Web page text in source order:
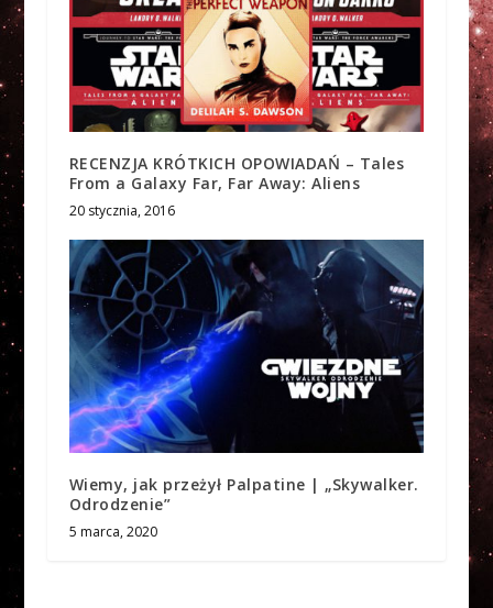
RECENZJA KRÓTKICH OPOWIADAŃ – Tales
From a Galaxy Far, Far Away: Aliens
20 stycznia, 2016
Wiemy, jak przeżył Palpatine | „Skywalker.
Odrodzenie”
5 marca, 2020